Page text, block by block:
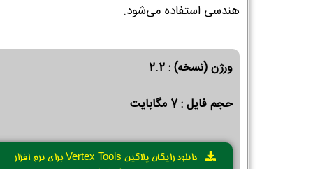
هندسی استفاده می‌شود.
ورژن (نسخه) : 2.2
حجم فایل : 7 مگابایت
دانلود رایگان پلاگین Vertex Tools برای نرم افزار